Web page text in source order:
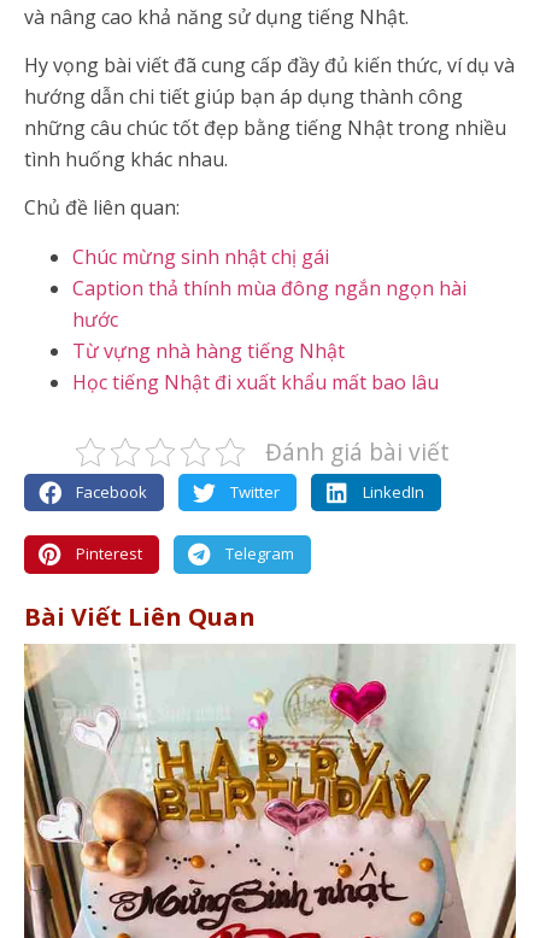
và nâng cao khả năng sử dụng tiếng Nhật.
Hy vọng bài viết đã cung cấp đầy đủ kiến thức, ví dụ và
hướng dẫn chi tiết giúp bạn áp dụng thành công
những câu chúc tốt đẹp bằng tiếng Nhật trong nhiều
tình huống khác nhau.
Chủ đề liên quan:
Chúc mừng sinh nhật chị gái
Caption thả thính mùa đông ngắn ngọn hài
hước
Từ vựng nhà hàng tiếng Nhật
Học tiếng Nhật đi xuất khẩu mất bao lâu
Đánh giá bài viết
Facebook Twitter LinkedIn
Pinterest Telegram
Bài Viết Liên Quan